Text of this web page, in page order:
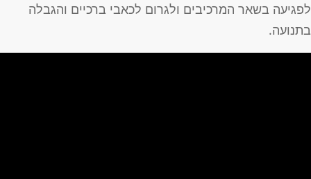
לפגיעה בשאר המרכיבים ולגרום לכאבי ברכיים והגבלה
בתנועה.